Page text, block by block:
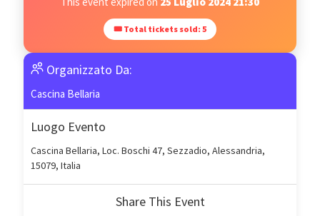
🎟 Total tickets sold: 5
Organizzato Da:
Cascina Bellaria
Luogo Evento
Cascina Bellaria, Loc. Boschi 47, Sezzadio, Alessandria,
15079, Italia
Share This Event